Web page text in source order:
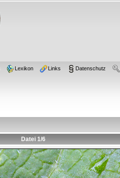
Lexikon Links Datenschutz
Datei 1/6